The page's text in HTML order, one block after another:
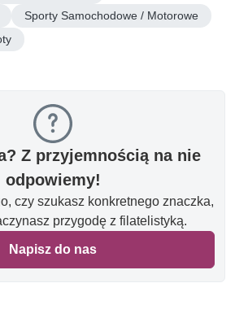
Sporty Samochodowe / Motorowe
Z przyjemnością na nie
odpowiemy!
czy szukasz konkretnego znaczka,
przygodę z filatelistyką.
Napisz do nas